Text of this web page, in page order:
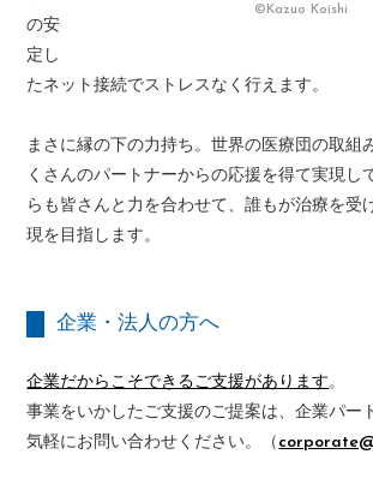
©Kazuo Koishi
の安
定し
たネット接続でストレスなく行えます。
まさに縁の下の力持ち。世界の医療団の取組
くさんのパートナーからの応援を得て実現し
らも皆さんと力を合わせて、誰もが治療を受
現を目指します。
企業・法人の方へ
企業だからこそできるご支援があります。
事業をいかしたご支援のご提案は、企業パー
気軽にお問い合わせください。（